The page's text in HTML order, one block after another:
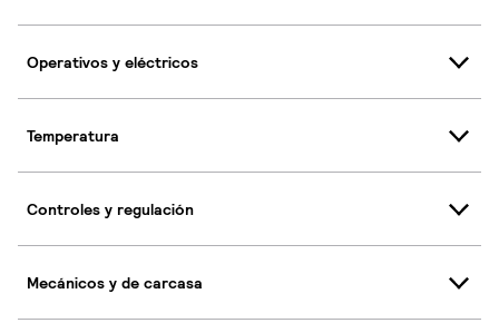
Operativos y eléctricos
Temperatura
Controles y regulación
Mecánicos y de carcasa